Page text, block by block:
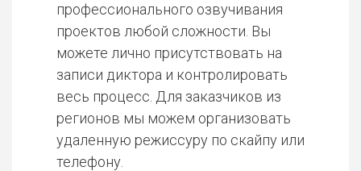
профессионального озвучивания
проектов любой сложности. Вы
можете лично присутствовать на
записи диктора и контролировать
весь процесс. Для заказчиков из
регионов мы можем организовать
удаленную режиссуру по скайпу или
телефону.